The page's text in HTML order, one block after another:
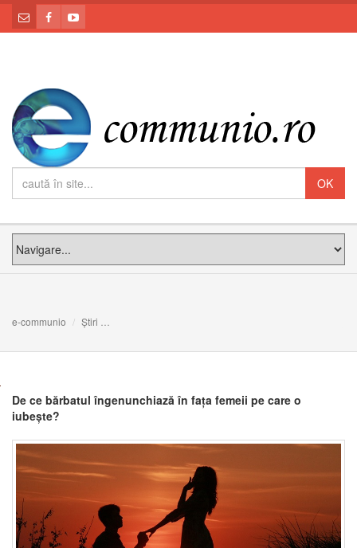
e-communio Știri
De ce bărbatul îngenunchiază în fața femeii pe care o
iubește?